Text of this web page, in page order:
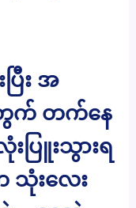
ြီး အ
တွက် တက်နေ
ပြူးသွားရ
သုံးလေး